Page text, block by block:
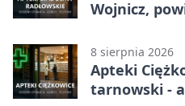
Wojnicz,
8 sierpnia 2026
Apteki
tarnowski -